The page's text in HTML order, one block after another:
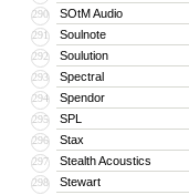
290 SOtM Audio
291 Soulnote
292 Soulution
293 Spectral
294 Spendor
295 SPL
296 Stax
297 Stealth Acoustics
298 Stewart